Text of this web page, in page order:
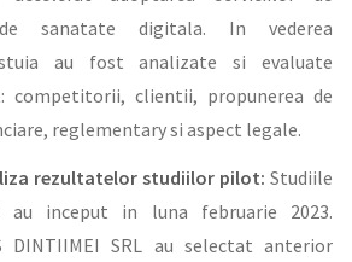
sanatate digitala. In vederea
au fost analizate si evaluate
competitorii, clientii, propunerea de
reglementary si aspect legale.
rezultatelor studiilor pilot: Studiile
inceput in luna februarie 2023.
DINTIIMEI SRL au selectat anterior